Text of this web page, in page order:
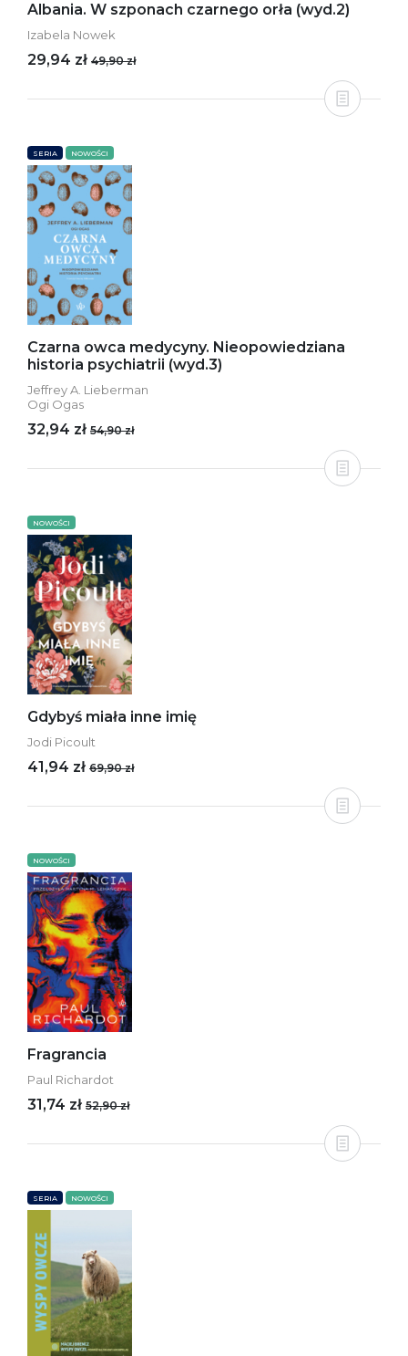
Albania. W szponach czarnego orła (wyd.2)
Izabela Nowek
29,94 zł 49,90 zł
SERIA NOWOŚCI
Czarna owca medycyny. Nieopowiedziana
historia psychiatrii (wyd.3)
Jeffrey A. Lieberman
Ogi Ogas
32,94 zł 54,90 zł
NOWOŚCI
Gdybyś miała inne imię
Jodi Picoult
41,94 zł 69,90 zł
NOWOŚCI
Fragrancia
Paul Richardot
31,74 zł 52,90 zł
SERIA NOWOŚCI